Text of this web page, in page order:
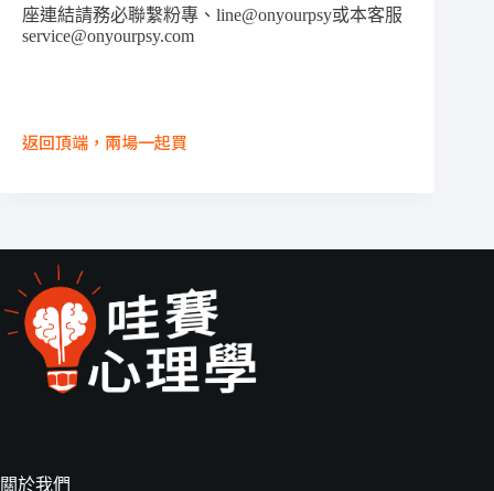
座連結請務必聯繫粉專、line@onyourpsy或本客服
service@onyourpsy.com
返回頂端，兩場一起買
關於我們